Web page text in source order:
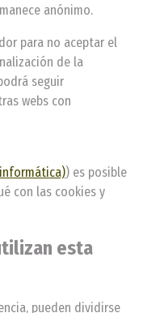
anónimo.
para no aceptar el
de la
seguir
webs con
) es posible
con las cookies y
esta
pueden dividirse